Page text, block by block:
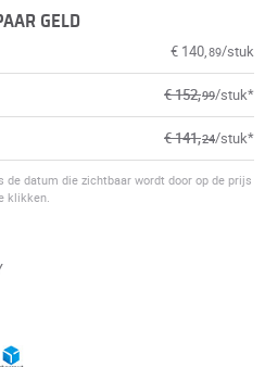
GELD
€ 140,89/stuk
€ 152,99/stuk*
€ 141,24/stuk*
de datum die zichtbaar wordt door op de prijs
klikken.